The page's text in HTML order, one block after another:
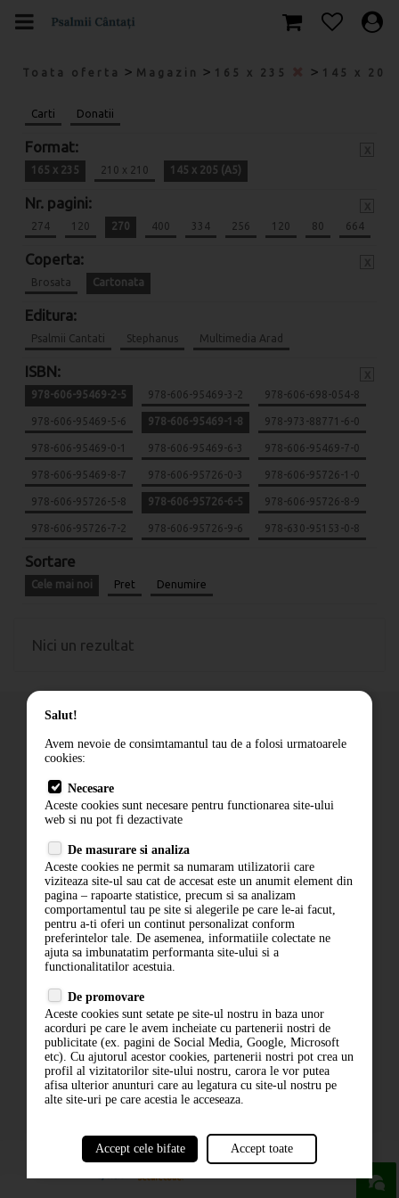
Toata oferta > Magazin > 165 x 235 > 145 x
Carti Donatii
Format:
165 x 235 210 x 210 145 x 205 (A5)
Nr. pagini:
274 120 270 400 334 256 120 80 664
Coperta:
Brosata Cartonata
Editura:
Psalmii Cantati Stephanus Multimedia Arad
ISBN:
978-606-95469-2-5 978-606-95469-3-2 978-606-698-054-8
978-606-95469-5-6 978-606-95469-1-8 978-973-88771-6-0
978-606-95469-0-1 978-606-95469-6-3 978-606-95469-7-0
978-606-95469-8-7 978-606-95726-0-3 978-606-95726-1-0
978-606-95726-5-8 978-606-95726-6-5 978-606-95726-8-9
978-606-95726-7-2 978-606-95726-9-6 978-630-95153-0-8
Sortare
Cele mai noi Pret Denumire
Nici un rezultat
Cum comand
Livrare
Contact
Politica de confidentialitate
ANPC
ABONARE LA NEWSLETTER
ABONARE
Salut!
Avem nevoie de consimtamantul tau de a folosi urmatoarele
cookies:
Necesare
Aceste cookies sunt necesare pentru functionarea site-ului
web si nu pot fi dezactivate
De masurare si analiza
Aceste cookies ne permit sa numaram utilizatorii care
viziteaza site-ul sau cat de accesat este un anumit element din
pagina – rapoarte statistice, precum si sa analizam
comportamentul tau pe site si alegerile pe care le-ai facut,
pentru a-ti oferi un continut personalizat conform
preferintelor tale. De asemenea, informatiile colectate ne
ajuta sa imbunatatim performanta site-ului si a
functionalitatilor acestuia.
De promovare
Aceste cookies sunt setate pe site-ul nostru in baza unor
acorduri pe care le avem incheiate cu partenerii nostri de
publicitate (ex. pagini de Social Media, Google, Microsoft
etc). Cu ajutorul acestor cookies, partenerii nostri pot crea un
profil al vizitatorilor site-ului nostru, carora le vor putea
afisa ulterior anunturi care au legatura cu site-ul nostru pe
alte site-uri pe care acestia le acceseaza.
Accept cele bifate Accept toate